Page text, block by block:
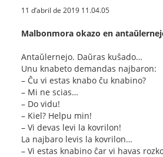
11 d’abril de 2019 11.04.05
Malbonmora okazo en
Antaŭlernejo. Daŭras kuŝado…
Unu knabeto demandas najbaron:
– Ĉu vi estas knabo ĉu knabino?
– Mi ne scias…
– Do vidu!
– Kiel? Helpu min!
– Vi devas levi la kovrilon!
La najbaro levis la kovrilon…
– Vi estas knabino ĉar vi havas